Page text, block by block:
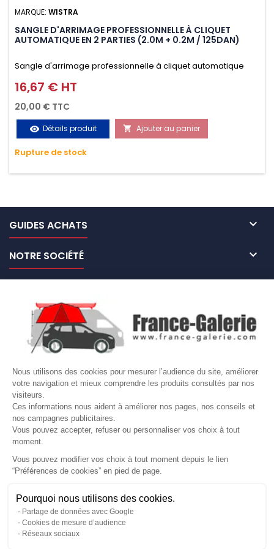
Nous utilisons des cookies pour mesurer l’audience du site, améliorer
votre navigation et mieux comprendre les produits consultés par nos
visiteurs.
Ces informations nous aident à améliorer nos pages, nos conseils et
nos campagnes publicitaires.
Vous pouvez accepter, refuser ou personnaliser vos choix à tout
moment.
Vous pouvez modifier vos choix à tout moment depuis le lien
“Préférences de cookies” en pied de page.
Pourquoi nous utilisons des cookies.
Partage de données avec Google
Cookies de mesure d’audience
Réseaux sociaux
Gérer mes cookies
MARQUE: WISTRA
SANGLE D'ARRIMAGE PROFESSIONNELLE À CLIQUET
AUTOMATIQUE EN 2 PARTIES (2.0M + 0.2M / 125DAN)
Sangle d'arrimage professionnelle à cliquet automatique
avec crochet S en 2 parties (2.0M + 0.2M / 125daN), simple et
rapide d'utilisation. Permet d'arrimer et de sécuriser
vos chargements pendant le transport. Matière polyester
très résistante aux UV et aux variations de températures,
n'absorbe pas l'eau.
Prix
16,67 € HT
20,00 € TTC
visibility Détails produit  Ajouter au panier
Rupture de stock
GUIDES ACHATS 
NOTRE SOCIÉTÉ 
VOTRE COMPTE 
Site protégé par reCAPTCHA.
LETTRE D'INFORMATIONS
© Copyright 2026 France Galerie. Tous droits reservés.